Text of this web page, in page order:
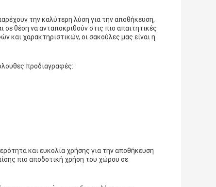
την καλύτερη λύση για την αποθήκευση,
θέση να ανταποκριθούν στις πιο απαιτητικές
και χαρακτηριστικών, οι σακούλες μας είναι η
προδιαγραφές:
και ευκολία χρήσης για την αποθήκευση
πιο αποδοτική χρήση του χώρου σε